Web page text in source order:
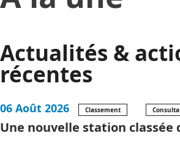
Actualités &
récentes
06 Août 2026 Classement
Une nouvelle station classée